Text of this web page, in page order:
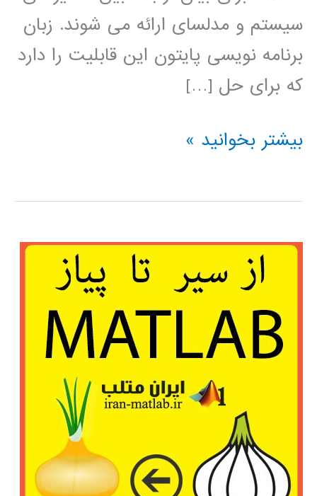
سیستم و مدلسای ارائه می شوند. زبان
برنامه نویسی پایتون این قابلیت را دارد
که برای حل […]
حل
دیفرانسیل
پایتون
بیشتر بخوانید »